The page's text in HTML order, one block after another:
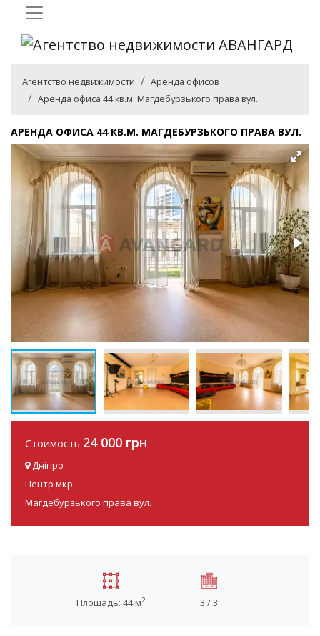
Агентство недвижимости
Аренда офисов
Аренда офиса 44 кв.м. Магдебурзького права вул.
АРЕНДА ОФИСА 44 КВ.М. МАГДЕБУРЗЬКОГО ПРАВА ВУЛ.
Стоимость 24 000 грн
Дніпро
Центр мкр.
Магдебурзького права вул.
Площадь: 44 м2 3 / 3